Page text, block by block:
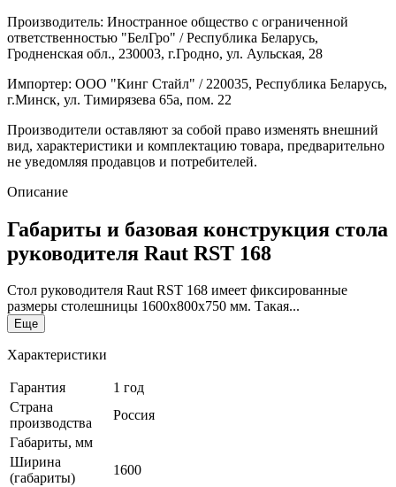
Производитель: Иностранное общество с ограниченной
ответственностью "БелГро" / Республика Беларусь,
Гродненская обл., 230003, г.Гродно, ул. Аульская, 28
Импортер: ООО "Кинг Стайл" / 220035, Республика Беларусь,
г.Минск, ул. Тимирязева 65а, пом. 22
Производители оставляют за собой право изменять внешний
вид, характеристики и комплектацию товара, предварительно
не уведомляя продавцов и потребителей.
Описание
Габариты и базовая конструкция стола
руководителя Raut RST 168
Стол руководителя Raut RST 168 имеет фиксированные
размеры столешницы 1600х800х750 мм. Такая...
Еще
Характеристики
Гарантия
1 год
Страна
производства
Россия
Габариты, мм
Ширина
(габариты)
1600